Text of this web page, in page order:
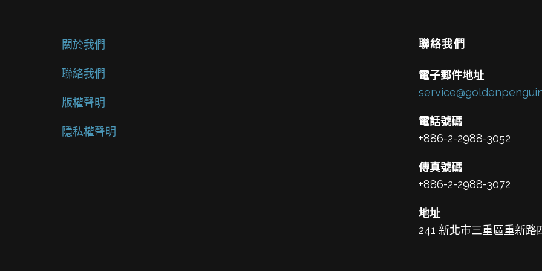
關於我們
聯絡我們
版權聲明
隱私權聲明
聯絡我們
電子郵件地址
電話號碼
+886-2-2988-3052
傳真號碼
+886-2-2988-3072
地址
241 新北市三重區重新路